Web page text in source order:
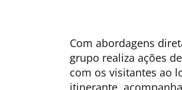
Com abordagens
grupo realiza ações
com os visitantes ao
itinerante,